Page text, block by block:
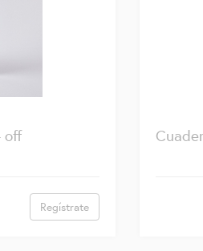
off
Regístrate